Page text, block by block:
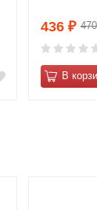
436 ₽
В